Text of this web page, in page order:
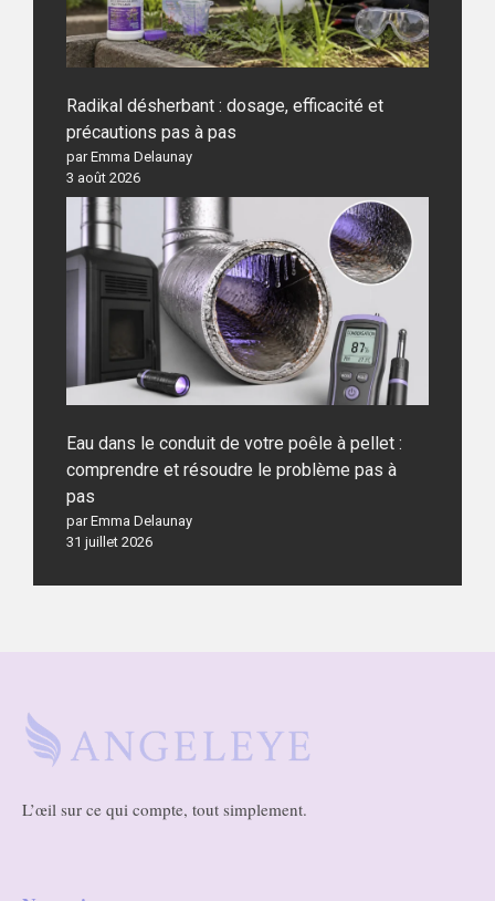
Radikal désherbant : dosage, efficacité et
précautions pas à pas
par Emma Delaunay
3 août 2026
Eau dans le conduit de votre poêle à pellet :
comprendre et résoudre le problème pas à
pas
par Emma Delaunay
31 juillet 2026
L’œil sur ce qui compte, tout simplement.